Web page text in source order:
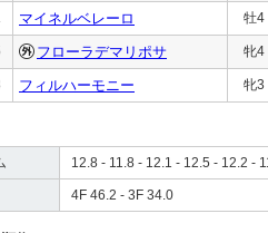
マイネルベレーロ 牡4
フローラデマリポサ 牝4
フィルハーモニー 牝3
12.8 - 11.8 - 12.1 - 12.5 - 12.2 -
4F 46.2 - 3F 34.0